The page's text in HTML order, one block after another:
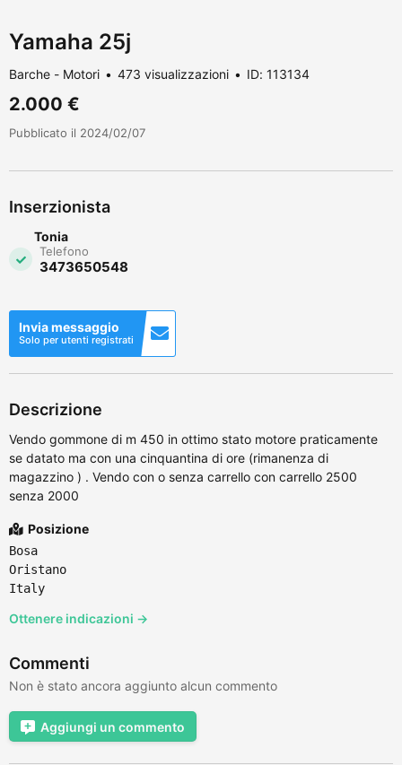
Yamaha 25j
Barche - Motori 473 visualizzazioni ID: 113134
2.000 €
Pubblicato il 2024/02/07
Inserzionista
Tonia
Telefono
3473650548
Invia messaggio
Solo per utenti registrati
Descrizione
Vendo gommone di m 450 in ottimo stato motore praticamente
se datato ma con una cinquantina di ore (rimanenza di
magazzino ) . Vendo con o senza carrello con carrello 2500
senza 2000
Posizione
Bosa
Oristano
Italy
Ottenere indicazioni →
Commenti
Non è stato ancora aggiunto alcun commento
Aggiungi un commento